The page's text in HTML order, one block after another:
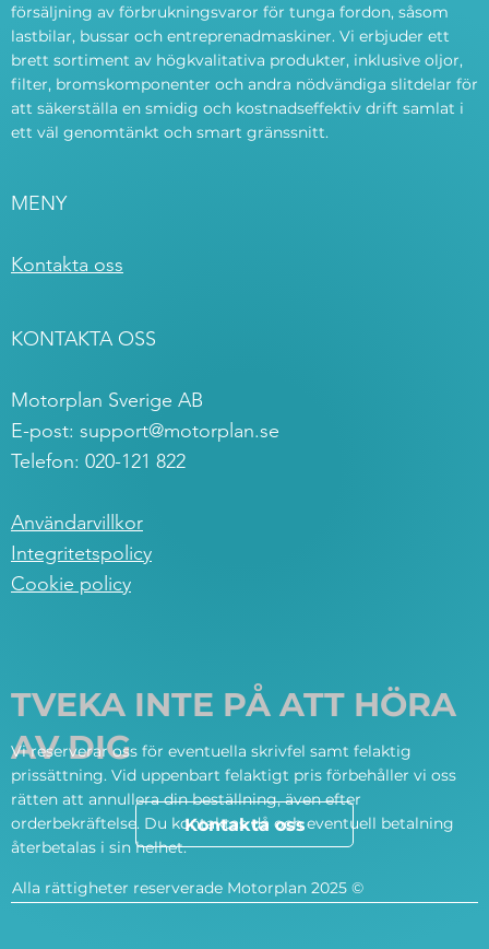
försäljning av förbrukningsvaror för tunga fordon, såsom
lastbilar, bussar och entreprenadmaskiner. Vi erbjuder ett
brett sortiment av högkvalitativa produkter, inklusive oljor,
filter, bromskomponenter och andra nödvändiga slitdelar för
att säkerställa en smidig och kostnadseffektiv drift samlat i
ett väl genomtänkt och smart gränssnitt.
MENY
Kontakta oss
KONTAKTA OSS
Motorplan Sverige AB
E-post: support@motorplan.se
Telefon: 020-121 822
Användarvillkor
Integritetspolicy
Cookie policy
TVEKA INTE PÅ ATT HÖRA
AV DIG
Kontakta oss
Vi reserverar oss för eventuella skrivfel samt felaktig
prissättning. Vid uppenbart felaktigt pris förbehåller vi oss
rätten att annullera din beställning, även efter
orderbekräftelse. Du kontaktas då och eventuell betalning
återbetalas i sin helhet.
Alla rättigheter reserverade Motorplan 2025 ©